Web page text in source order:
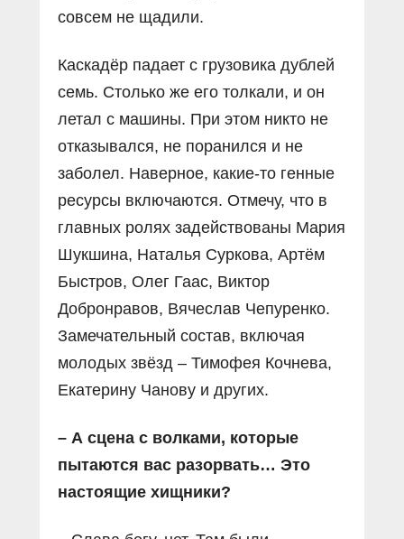
совсем не щадили.
Каскадёр падает с грузовика дублей
семь. Столько же его толкали, и он
летал с машины. При этом никто не
отказывался, не поранился и не
заболел. Наверное, какие-то генные
ресурсы включаются. Отмечу, что в
главных ролях задействованы Мария
Шукшина, Наталья Суркова, Артём
Быстров, Олег Гаас, Виктор
Добронравов, Вячеслав Чепуренко.
Замечательный состав, включая
молодых звёзд – Тимофея Кочнева,
Екатерину Чанову и других.
– А сцена с волками, которые
пытаются вас разорвать… Это
настоящие хищники?